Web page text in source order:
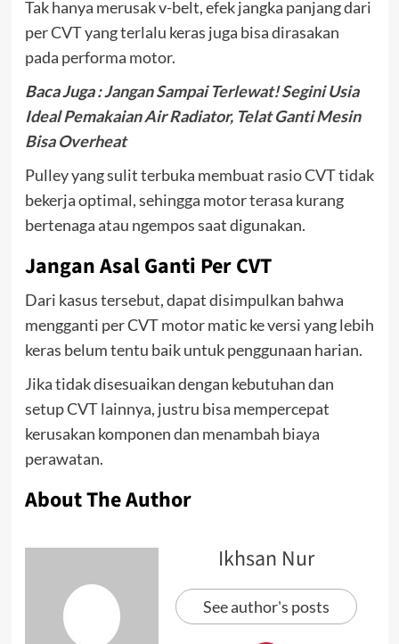
Tak hanya merusak v-belt, efek jangka panjang dari
per CVT yang terlalu keras juga bisa dirasakan
pada performa motor.
Baca Juga :Jangan Sampai Terlewat! Segini Usia
Ideal Pemakaian Air Radiator, Telat Ganti Mesin
Bisa Overheat
Pulley yang sulit terbuka membuat rasio CVT tidak
bekerja optimal, sehingga motor terasa kurang
bertenaga atau ngempos saat digunakan.
Jangan Asal Ganti Per CVT
Dari kasus tersebut, dapat disimpulkan bahwa
mengganti per CVT motor matic ke versi yang lebih
keras belum tentu baik untuk penggunaan harian.
Jika tidak disesuaikan dengan kebutuhan dan
setup CVT lainnya, justru bisa mempercepat
kerusakan komponen dan menambah biaya
perawatan.
About The Author
Ikhsan Nur
See author's posts